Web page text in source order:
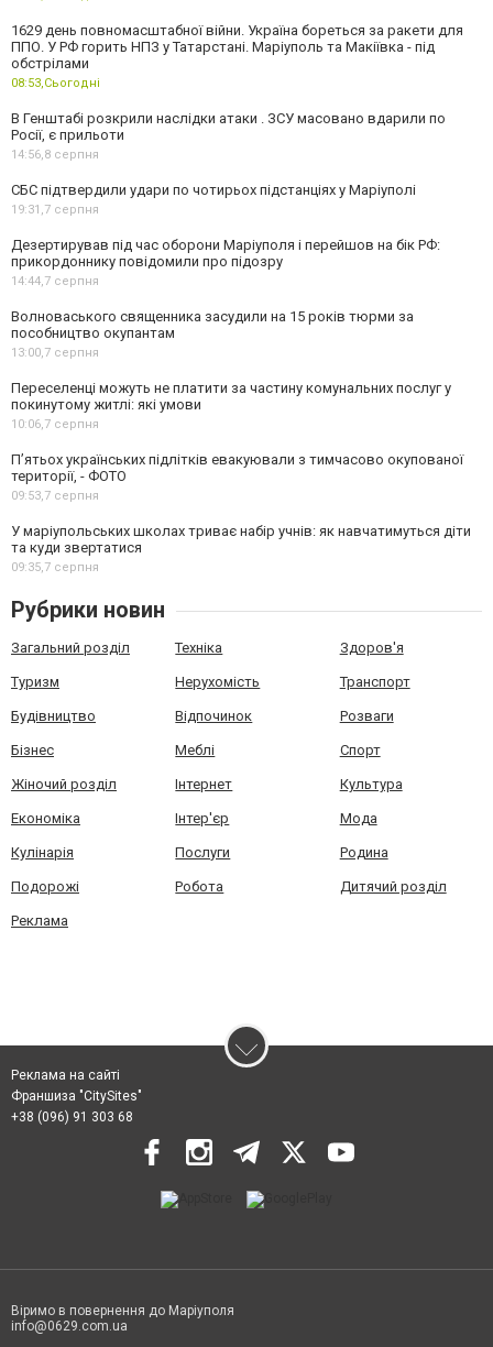
1629 день повномасштабної війни. Україна бореться за ракети для
ППО. У РФ горить НПЗ у Татарстані. Маріуполь та Макіївка - під
обстрілами
08:53,Сьогодні
В Генштабі розкрили наслідки атаки . ЗСУ масовано вдарили по
Росії, є прильоти
14:56,8 серпня
СБС підтвердили удари по чотирьох підстанціях у Маріуполі
19:31,7 серпня
Дезертирував під час оборони Маріуполя і перейшов на бік РФ:
прикордоннику повідомили про підозру
14:44,7 серпня
Волноваського священника засудили на 15 років тюрми за
пособництво окупантам
13:00,7 серпня
Переселенці можуть не платити за частину комунальних послуг у
покинутому житлі: які умови
10:06,7 серпня
П’ятьох українських підлітків евакуювали з тимчасово окупованої
території, - ФОТО
09:53,7 серпня
У маріупольських школах триває набір учнів: як навчатимуться діти
та куди звертатися
09:35,7 серпня
Рубрики новин
Загальний розділ Техніка Здоров'я
Туризм Нерухомість Транспорт
Будівництво Відпочинок Розваги
Бізнес Меблі Спорт
Жіночий розділ Інтернет Культура
Економіка Інтер'єр Мода
Кулінарія Послуги Родина
Подорожі Робота Дитячий розділ
Реклама
Реклама на сайті
Франшиза "CitySites"
+38 (096) 91 303 68
Віримо в повернення до Маріуполя
info@0629.com.ua